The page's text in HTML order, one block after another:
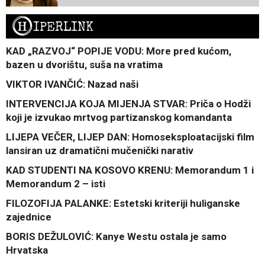
HIPERLINK
KAD „RAZVOJ“ POPIJE VODU: More pred kućom,
bazen u dvorištu, suša na vratima
VIKTOR IVANČIĆ: Nazad naši
INTERVENCIJA KOJA MIJENJA STVAR: Priča o Hodži
koji je izvukao mrtvog partizanskog komandanta
LIJEPA VEČER, LIJEP DAN: Homoseksploatacijski film
lansiran uz dramatični mučenički narativ
KAD STUDENTI NA KOSOVO KRENU: Memorandum 1 i
Memorandum 2 – isti
FILOZOFIJA PALANKE: Estetski kriteriji huliganske
zajednice
BORIS DEŽULOVIĆ: Kanye Westu ostala je samo
Hrvatska